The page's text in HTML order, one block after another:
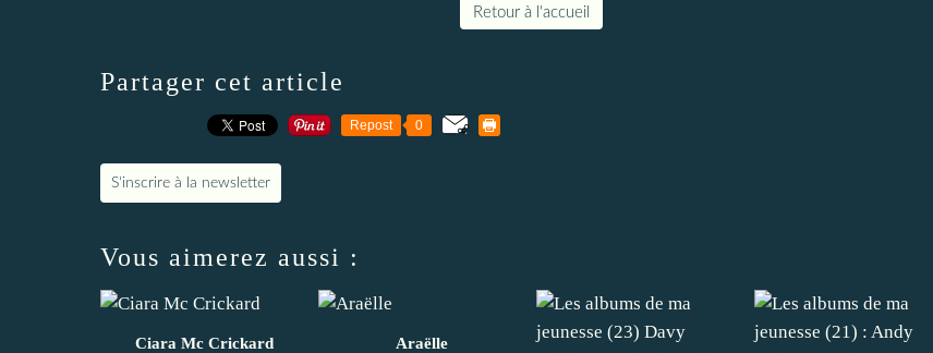
Retour à l'accueil
Partager cet article
Repost 0
S'inscrire à la newsletter
Vous aimerez aussi :
Ciara Mc Crickard Araëlle